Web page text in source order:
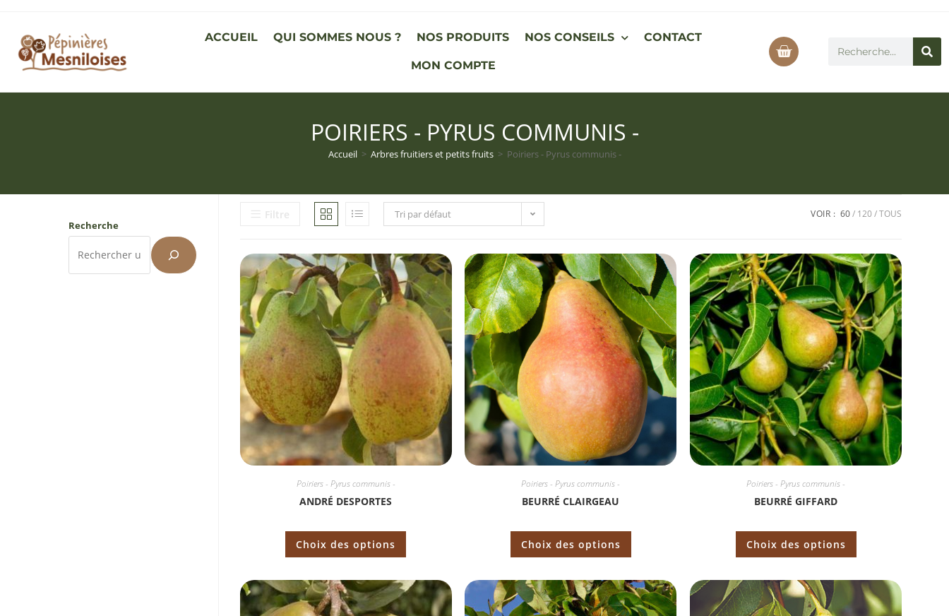
ACCUEIL QUI SOMMES NOUS ? NOS PRODUITS NOS CONSEILS CONTACT
MON COMPTE
POIRIERS - PYRUS COMMUNIS -
Accueil > Arbres fruitiers et petits fruits > Poiriers - Pyrus communis -
Recherche
Filtre Tri par défaut VOIR : 60 120 TOUS
Poiriers - Pyrus communis -
ANDRÉ DESPORTES
Choix des options
Poiriers - Pyrus communis -
BEURRÉ CLAIRGEAU
Choix des options
Poiriers - Pyrus communis -
BEURRÉ GIFFARD
Choix des options